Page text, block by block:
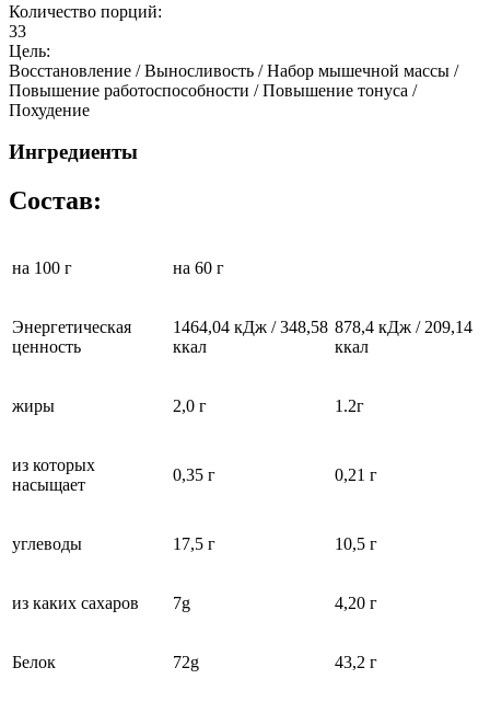
Количество порций:
33
Цель:
Восстановление / Выносливость / Набор мышечной массы /
Повышение работоспособности / Повышение тонуса /
Похудение
Ингредиенты
Состав:
на 100 г на 60 г
Энергетическая
ценность
1464,04 кДж / 348,58
ккал
878,4 кДж / 209,14
ккал
жиры 2,0 г 1.2г
из которых
насыщает
0,35 г 0,21 г
углеводы 17,5 г 10,5 г
из каких сахаров 7g 4,20 г
Белок 72g 43,2 г